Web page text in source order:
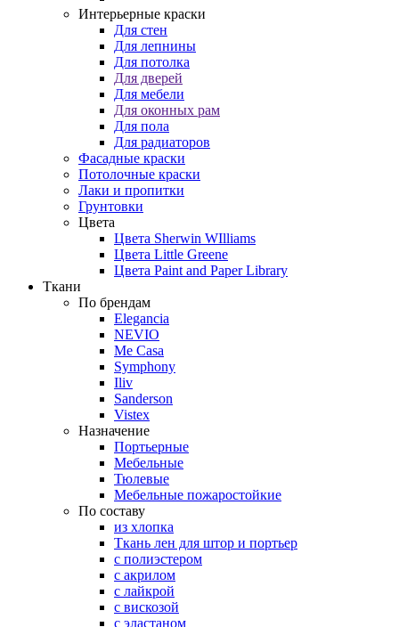
Интерьерные краски
Для стен
Для лепнины
Для потолка
Для дверей
Для мебели
Для оконных рам
Для пола
Для радиаторов
Фасадные краски
Потолочные краски
Лаки и пропитки
Грунтовки
Цвета
Цвета Sherwin WIlliams
Цвета Little Greene
Цвета Paint and Paper Library
Ткани
По брендам
Elegancia
NEVIO
Me Casa
Symphony
Iliv
Sanderson
Vistex
Назначение
Портьерные
Мебельные
Тюлевые
Мебельные пожаростойкие
По составу
из хлопка
Ткань лен для штор и портьер
с полиэстером
с акрилом
с лайкрой
с вискозой
с эластаном